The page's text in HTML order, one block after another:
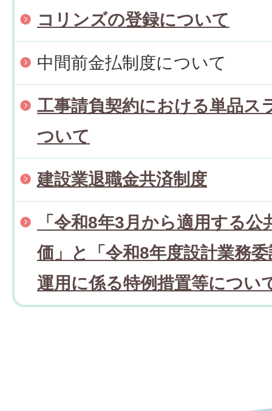
コリンズの登録について
中間前金払制度について
工事請負契約における単品ス
ついて
建設業退職金共済制度
「令和8年3月から適用する公
価」と「令和8年度設計業務
運用に係る特例措置等につい